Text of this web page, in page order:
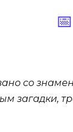
со